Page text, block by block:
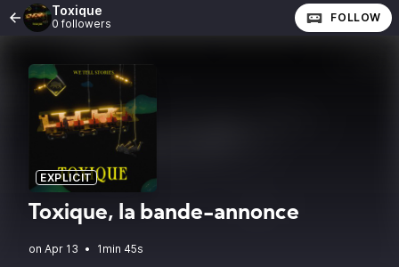
Toxique
0 followers FOLLOW
EXPLICIT
Toxique, la bande-annonce
• 1min 45s